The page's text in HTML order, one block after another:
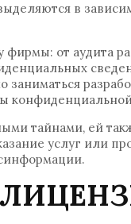
в
от аудита
тайнами, ей
услуг или